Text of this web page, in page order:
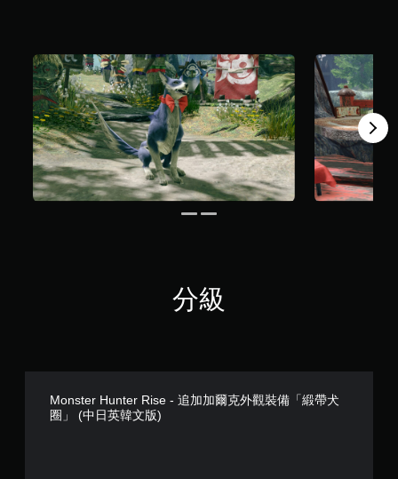
分級
Monster Hunter Rise - 追加加爾克外觀裝備「緞帶犬
圈」 (中日英韓文版)